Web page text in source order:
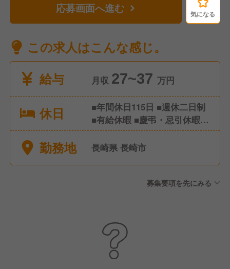
応募画面へ進む 気になる
この求人はこんな感じ。
給与
月収 27~37 万円
休日
■年間休日115日 ■週休二日制
■有給休暇 ■慶弔・忌引休暇 ■
結婚休暇 ■産前産後休暇
勤務地 長崎県 長崎市
募集要項を先にみる
気になる